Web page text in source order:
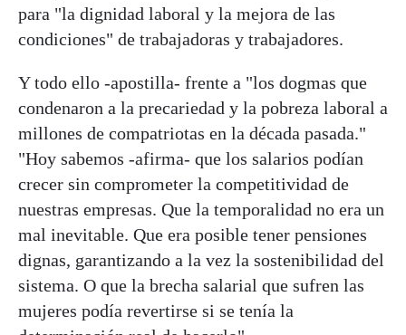
para "la dignidad laboral y la mejora de las
condiciones" de trabajadoras y trabajadores.
Y todo ello -apostilla- frente a "los dogmas que
condenaron a la precariedad y la pobreza laboral a
millones de compatriotas en la década pasada."
"Hoy sabemos -afirma- que los salarios podían
crecer sin comprometer la competitividad de
nuestras empresas. Que la temporalidad no era un
mal inevitable. Que era posible tener pensiones
dignas, garantizando a la vez la sostenibilidad del
sistema. O que la brecha salarial que sufren las
mujeres podía revertirse si se tenía la